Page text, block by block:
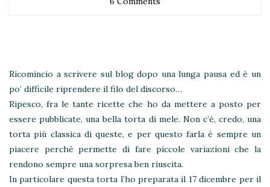
Ricomincio a scrivere sul blog dopo una lunga pausa ed è un
po’ difficile riprendere il filo del discorso…
Ripesco, fra le tante ricette che ho da mettere a posto per
essere pubblicate, una bella torta di mele. Non c’è, credo, una
torta più classica di queste, e per questo farla è sempre un
piacere perché permette di fare piccole variazioni che la
rendono sempre una sorpresa ben riuscita.
In particolare questa torta l’ho preparata il 17 dicembre per il